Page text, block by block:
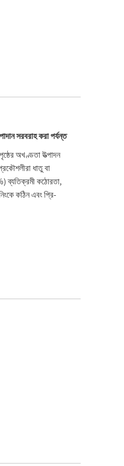
সরবরাহ করা পর্যন্ত
অখণ্ডতা উত্পাদন
ধাতু বা
ব্যতিক্রমী কঠোরতা,
কঠিন এবং প্রি-